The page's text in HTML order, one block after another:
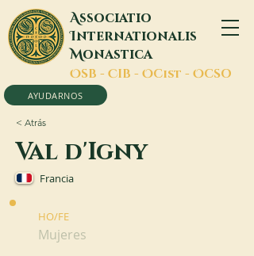
Associatio
Internationalis
Monastica
OSB - CIB - OCist - OCSO
AYUDARNOS
< Atrás
Val d'Igny
Francia
HO/FE
Mujeres